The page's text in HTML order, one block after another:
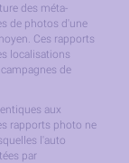
des méta-
de photos d'une
Ces rapports
localisations
de
aux
rapports photo ne
l'auto
par